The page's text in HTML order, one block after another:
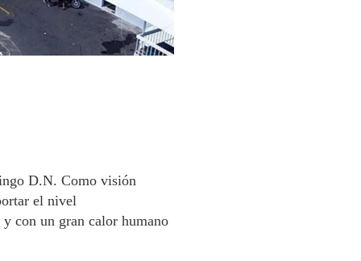
D.N. Como visión
el nivel
con un gran calor humano